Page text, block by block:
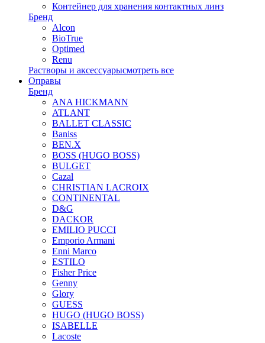
Контейнер для хранения контактных линз
Бренд
Alcon
BioTrue
Optimed
Renu
Растворы и аксессуарысмотреть все
Оправы
Бренд
ANA HICKMANN
ATLANT
BALLET CLASSIC
Baniss
BEN.X
BOSS (HUGO BOSS)
BULGET
Cazal
CHRISTIAN LACROIX
CONTINENTAL
D&G
DACKOR
EMILIO PUCCI
Emporio Armani
Enni Marco
ESTILO
Fisher Price
Genny
Glory
GUESS
HUGO (HUGO BOSS)
ISABELLE
Lacoste